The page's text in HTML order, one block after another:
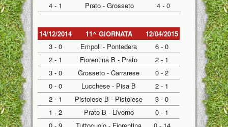
4 - 1
Prato - Grosseto 4 - 0
14/12/2014 11^ GIORNATA
12/04/2015
3 - 0
Empoli - Pontedera
6 - 0
2 - 1
Fiorentina B - Prato
2 - 1
3 - 0
Grosseto - Carrarese
0 - 2
0 - 0
Lucchese - Pisa B
2 - 1
2 - 1
Pistoiese B - Pistoiese
3 - 0
1 - 2
Prato B - Livorno
0 - 1